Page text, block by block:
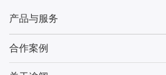
产品与服务
合作案例